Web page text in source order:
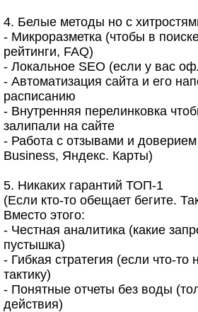
4. Белые методы но с
- Микроразметка (чтобы в
рейтинги, FAQ)
- Локальное SEO (если у вас
- Автоматизация сайта и его
расписанию
- Внутренняя перелинковка
залипали на сайте
- Работа с отзывами и
Business, Яндекс. Карты)
5. Никаких гарантий ТОП-1
(Если кто-то обещает бегите.
Вместо этого:
- Честная аналитика (какие
пустышка)
- Гибкая стратегия (если что-то
тактику)
- Понятные отчеты без воды
действия)